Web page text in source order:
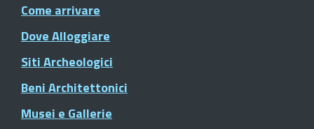
Come arrivare
Dove Alloggiare
Siti Archeologici
Beni Architettonici
Musei e Gallerie